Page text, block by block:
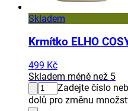
Skladem
Krmítko ELHO
499 Kč
Skladem méně než 5
Zadejte číslo
dolů pro změnu